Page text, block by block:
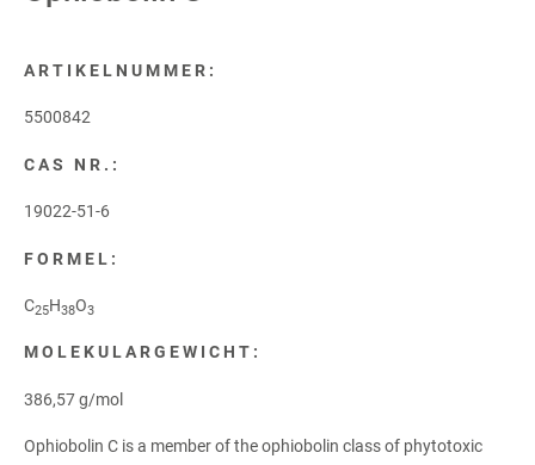
ARTIKELNUMMER:
5500842
CAS NR.:
19022-51-6
FORMEL:
C25H38O3
MOLEKULARGEWICHT:
386,57 g/mol
Ophiobolin C is a member of the ophiobolin class of phytotoxic